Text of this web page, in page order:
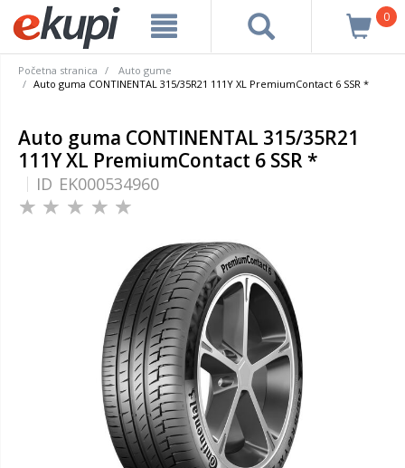
0
Početna stranica
Auto gume
Auto guma CONTINENTAL 315/35R21 111Y XL PremiumContact 6 SSR *
Auto guma CONTINENTAL 315/35R21
111Y XL PremiumContact 6 SSR *
ID EK000534960